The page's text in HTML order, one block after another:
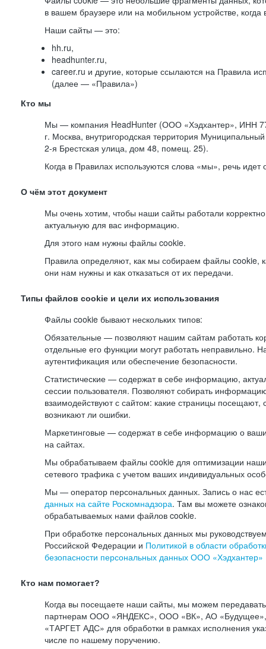
в вашем браузере или на мобильном устройстве,
Наши сайты — это:
hh.ru,
headhunter.ru,
career.ru и другие, которые ссылаются на Правила
(далее — «Правила»)
Кто мы
Мы — компания HeadHunter (ООО «Хэдхантер», ИНН
г. Москва, внутригородская территория Муниципальный
2-я Брестская улица, дом 48, помещ. 25).
Когда в Правилах используются слова «мы», речь
О чём этот документ
Мы очень хотим, чтобы наши сайты работали
актуальную для вас информацию.
Для этого нам нужны файлы cookie.
Правила определяют, как мы собираем файлы cookie,
они нам нужны и как отказаться от их передачи.
Типы файлов cookie и цели их использования
Файлы cookie бывают нескольких типов:
Обязательные — позволяют нашим сайтам работать
отдельные его функции могут работать неправильно.
аутентификация или обеспечение безопасности.
Статистические — содержат в себе информацию,
сессии пользователя. Позволяют собирать
взаимодействуют с сайтом: какие страницы посещают,
возникают ли ошибки.
Маркетинговые — содержат в себе информацию о
на сайтах.
Мы обрабатываем файлы cookie для оптимизации
сетевого трафика с учетом ваших индивидуальных
Мы — оператор персональных данных. Запись о нас
данных на сайте Роскомнадзора. Там вы можете
обрабатываемых нами файлов cookie.
При обработке персональных данных мы
Российской Федерации и Политикой в области
безопасности персональных данных ООО «Хэдхантер»
Кто нам помогает?
Когда вы посещаете наши сайты, мы можем
партнерам ООО «ЯНДЕКС», ООО «ВК», АО
«ТАРГЕТ АДС» для обработки в рамках исполнения
числе по нашему поручению.